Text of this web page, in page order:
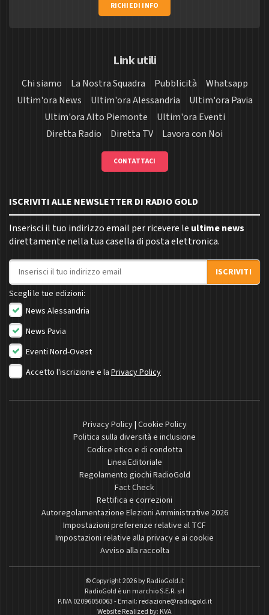
RICHIEDI INFO
Link utili
Chi siamo La Nostra Squadra Pubblicità
Whatsapp
Ultim'ora News
Ultim'ora Alessandria
Ultim'ora Pavia
Ultim'ora Alto Piemonte
Ultim'ora Eventi
Diretta Radio
Diretta TV Lavora con Noi
CONTATTACI
ISCRIVITI ALLE NEWSLETTER DI RADIO GOLD
Inserisci il tuo indirizzo email per ricevere le ultime news
direttamente nella tua casella di posta elettronica.
Indirizzo email
ISCRIVITI
Scegli le tue edizioni:
News Alessandria
News Pavia
Eventi Nord-Ovest
Accetto l'iscrizione e la Privacy Policy
Privacy Policy| Cookie Policy
Politica sulla diversità e inclusione
Codice etico e di condotta
Linea Editoriale
Regolamento giochi RadioGold
Fact Check
Rettifica e correzioni
Autoregolamentazione Elezioni Amministrative 2026
Impostazioni preferenze relative al TCF
Impostazioni relative alla privacy e ai cookie
Avviso alla raccolta
© Copyright 2026 byRadioGold.it
RadioGold è un marchio S.E.R. srl
P.IVA 02096050063 - Email: redazione@radiogold.it
Website Realized by: KVA